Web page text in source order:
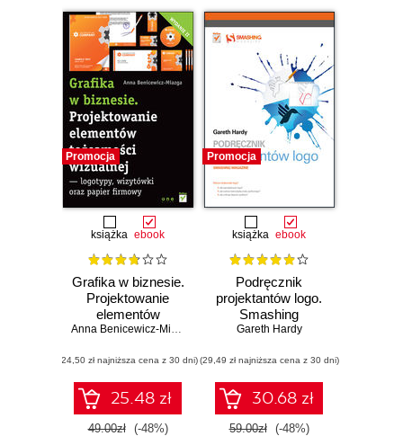
Promocja
książka ebook
Grafika w biznesie.
Projektowanie
elementów
tożsamości
logotypy, wizytówki
oraz papier
firmowy. Wydanie
II
Anna Benicewicz-Miazga
(24,50 zł najniższa cena z 30 dni)
25.48 zł
49.00zł (-48%)
Promocja
książka ebook
Podręcznik
projektantów logo.
Smashing
Magazine
Gareth Hardy
(29,49 zł najniższa cena z 30 dni)
30.68 zł
59.00zł (-48%)